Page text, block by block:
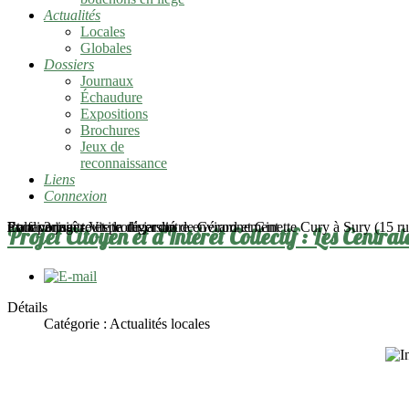
Actualités
Locales
Globales
Dossiers
Journaux
Échaudure
Expositions
Brochures
Jeux de
reconnaissance
Liens
Connexion
mardi 2 juin - Visite du jardin de Gérard et Ginette Cury à Sury (15
Pour connaître et protéger notre environnement
En favoriser toute la diversité
Et la partager
Projet Citoyen et d'Intérêt Collectif : Les
Détails
Catégorie : Actualités locales